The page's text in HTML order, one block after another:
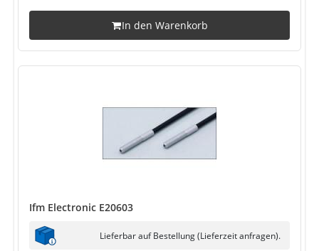
In den Warenkorb
Ifm Electronic E20603
Lieferbar auf Bestellung (Lieferzeit anfragen).